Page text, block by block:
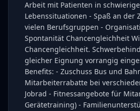
Arbeit mit Patienten in
Lebenssituationen - Spaß an der
vielen Berufsgruppen -
Spontanität Chancengleichheit
Chancengleichheit.
gleicher Eignung vorrangig
Benefits: - Zuschuss Bus und
Mitarbeiterrabatte bei
Jobrad - Fitnessangebote für
Gerätetraining) -